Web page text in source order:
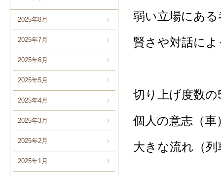
2025年8月
2025年7月
2025年6月
2025年5月
2025年4月
2025年3月
2025年2月
2025年1月
弱い立場にある
賢さや対話に
切り上げ度数
個人の意志（車
大きな流れ（列